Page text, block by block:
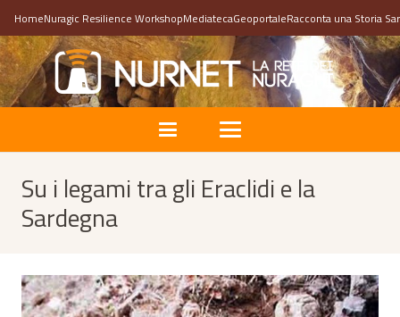
HomeNuragic Resilience WorkshopMediatecaGeoportaleRacconta una Storia
Su i legami tra gli Eraclidi e la
Sardegna